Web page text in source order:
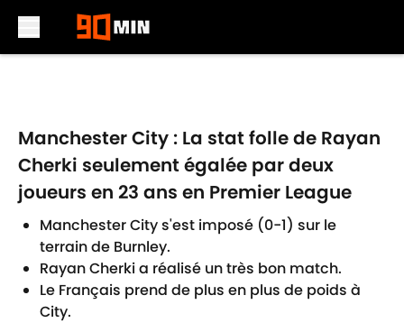
Manchester City : La stat folle de Rayan
Cherki seulement égalée par deux
joueurs en 23 ans en Premier League
Manchester City s'est imposé (0-1) sur le
terrain de Burnley.
Rayan Cherki a réalisé un très bon match.
Le Français prend de plus en plus de poids à
City.